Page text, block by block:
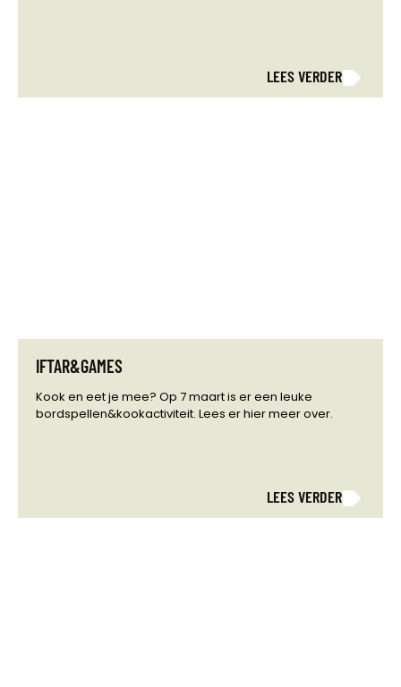
LEES VERDER
IFTAR&GAMES
Kook en eet je mee? Op 7 maart is er een leuke
bordspellen&kookactiviteit. Lees er hier meer over.
LEES VERDER